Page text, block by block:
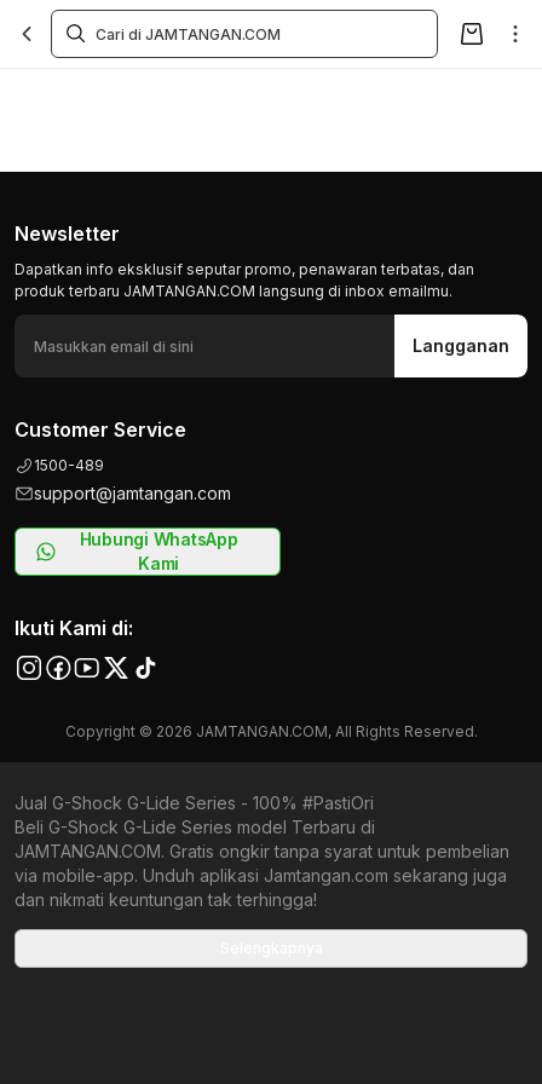
Newsletter
Dapatkan info eksklusif seputar promo, penawaran terbatas, dan
produk terbaru JAMTANGAN.COM langsung di inbox emailmu.
Langganan
Customer Service
1500-489
support@jamtangan.com
Hubungi WhatsApp
Kami
Ikuti Kami di:
Copyright © 2026 JAMTANGAN.COM, All Rights Reserved.
Jual G-Shock G-Lide Series - 100% #PastiOri
Beli G-Shock G-Lide Series model Terbaru di
JAMTANGAN.COM. Gratis ongkir tanpa syarat untuk pembelian
via mobile-app. Unduh aplikasi Jamtangan.com sekarang juga
dan nikmati keuntungan tak terhingga!
G-Shock Origami Series